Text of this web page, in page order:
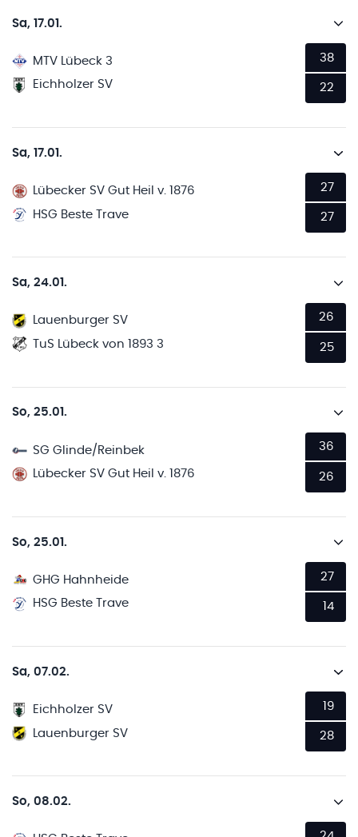
Sa, 17.01.
MTV Lübeck 3
Eichholzer SV
38
22
Sa, 17.01.
Lübecker SV Gut Heil v. 1876
HSG Beste Trave
27
27
Sa, 24.01.
Lauenburger SV
TuS Lübeck von 1893 3
26
25
So, 25.01.
SG Glinde/Reinbek
Lübecker SV Gut Heil v. 1876
36
26
So, 25.01.
GHG Hahnheide
HSG Beste Trave
27
14
Sa, 07.02.
Eichholzer SV
Lauenburger SV
19
28
So, 08.02.